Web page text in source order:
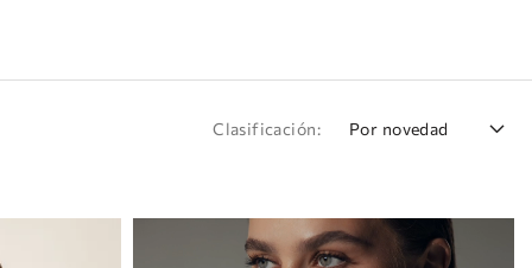
Clasificación: Por novedad